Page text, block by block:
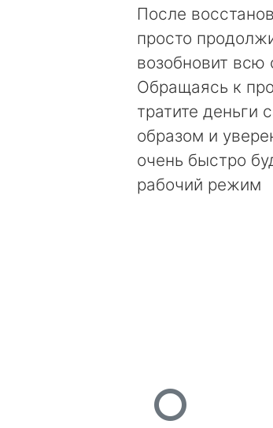
После
просто
возобновит всю
Обращаясь к
тратите
образом и
очень быстро
рабочий режим